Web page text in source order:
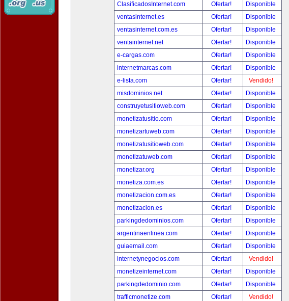
ClasificadosInternet.com
Ofertar!
Disponible
ventasinternet.es
Ofertar!
Disponible
ventasinternet.com.es
Ofertar!
Disponible
ventainternet.net
Ofertar!
Disponible
e-cargas.com
Ofertar!
Disponible
internetmarcas.com
Ofertar!
Disponible
e-lista.com
Ofertar!
Vendido!
misdominios.net
Ofertar!
Disponible
construyetusitioweb.com
Ofertar!
Disponible
monetizatusitio.com
Ofertar!
Disponible
monetizartuweb.com
Ofertar!
Disponible
monetizatusitioweb.com
Ofertar!
Disponible
monetizatuweb.com
Ofertar!
Disponible
monetizar.org
Ofertar!
Disponible
monetiza.com.es
Ofertar!
Disponible
monetizacion.com.es
Ofertar!
Disponible
monetizacion.es
Ofertar!
Disponible
parkingdedominios.com
Ofertar!
Disponible
argentinaenlinea.com
Ofertar!
Disponible
guiaemail.com
Ofertar!
Disponible
internetynegocios.com
Ofertar!
Vendido!
monetizeinternet.com
Ofertar!
Disponible
parkingdedominio.com
Ofertar!
Disponible
trafficmonetize.com
Ofertar!
Vendido!